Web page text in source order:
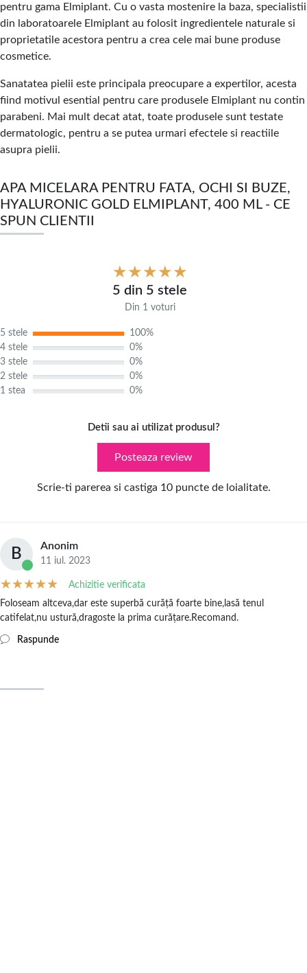
pentru gama Elmiplant. Cu o vasta mostenire la baza, specialistii
din laboratoarele Elmiplant au folosit ingredientele naturale si
proprietatile acestora pentru a crea cele mai bune produse
cosmetice.
Sanatatea pielii este principala preocupare a expertilor, acesta
fiind motivul esential pentru care produsele Elmiplant nu contin
parabeni. Mai mult decat atat, toate produsele sunt testate
dermatologic, pentru a se putea urmari efectele si reactiile
asupra pielii.
APA MICELARA PENTRU FATA, OCHI SI BUZE,
HYALURONIC GOLD ELMIPLANT, 400 ML - CE
SPUN CLIENTII
5 din 5 stele
Din 1 voturi
5 stele
100%
4 stele
0%
3 stele
0%
2 stele
0%
1 stea
0%
Detii sau ai utilizat produsul?
Posteaza review
Scrie-ti parerea si castiga 10 puncte de loialitate.
B Anonim
11 iul. 2023
Achizitie verificata
Foloseam altceva,dar este superbă curăță foarte bine,lasă tenul
catifelat,nu ustură,dragoste la prima curățare.Recomand.
Raspunde